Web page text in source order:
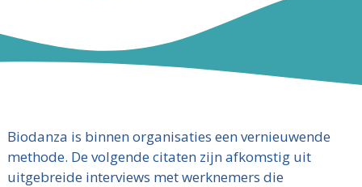
Biodanza is binnen organisaties een vernieuwende
methode. De volgende citaten zijn afkomstig uit
uitgebreide interviews met werknemers die